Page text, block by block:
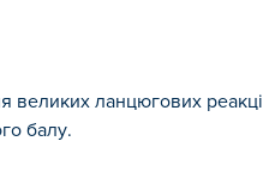
ланцюгових
балу.